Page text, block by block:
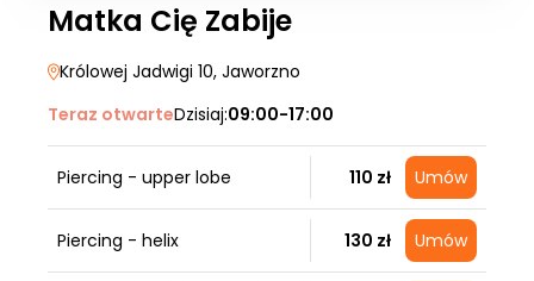
Matka Cię Zabije
Królowej Jadwigi 10, Jaworzno
Teraz otwarteDzisiaj:09:00-17:00
Piercing - upper lobe 110 zł Umów
Piercing - helix 130 zł Umów